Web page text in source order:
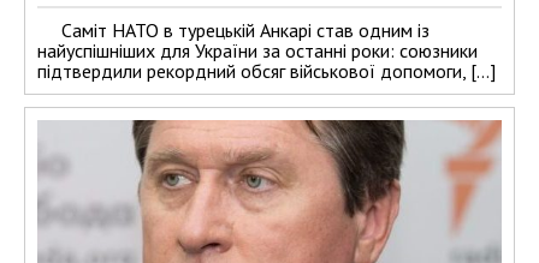
Саміт НАТО в турецькій Анкарі став одним із
найуспішніших для України за останні роки: союзники
підтвердили рекордний обсяг військової допомоги, […]